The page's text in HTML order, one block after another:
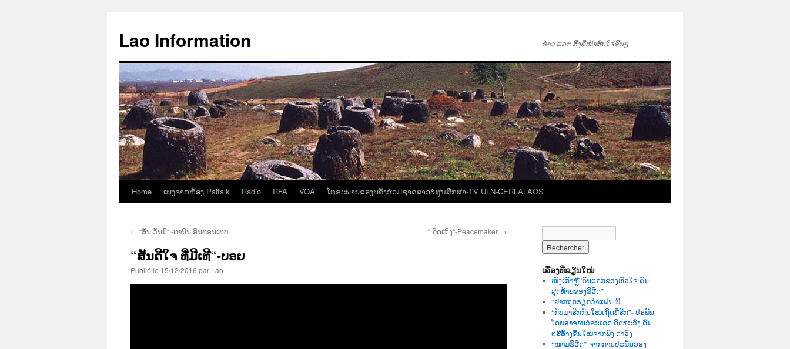
contenu
Lao Information ຂ່າວ ແລະ ສິ່ງທີ່ໜ້າສົນໃຈອື່ນໆ
Home ເພງຈາກຫ້ອງ Paltalk Radio RFA VOA ໂທຣະພາບຂອງພລັງຮ່ວມຊາດລາວ&ສູນສືກສາ-TV ULN-CERLALAOS
← “ສັນ ວັນນີ້“ -ທານີນ ອີນທອນເທບ “ ຄິດເຖິງ“-Peacemaker →
“ສັນດີໃຈ ທີ່ມີເທີ“-ບອຍ
Publié le 15/12/2016 par Lao ເລື່ອງທີ່ຂຽນໃໝ່
ໜັງເກົາຫຼີ”ຄົນແຣກຂອງຫົວໃຈ ຄົນ
ສຸດທ້າຍຂອງຊິວີດ”
“ຢາກຖຸກຮຽກວ່າແຟນ”ບີ້
“ກັບມາຮັກກັນໃໝ່ເຖິດທີ່ຮັກ”- ປະພັນ
ໂດຍອາຈານວໍຣະເດດ ດິດທະວົງ ດົນ
ຕຮີສ້າງຂື້ນໃໝ່ຈາກພົງ ດາວົງ
“ໜາມຊິວີດ”-ຈາກການປະພັນຂອງ